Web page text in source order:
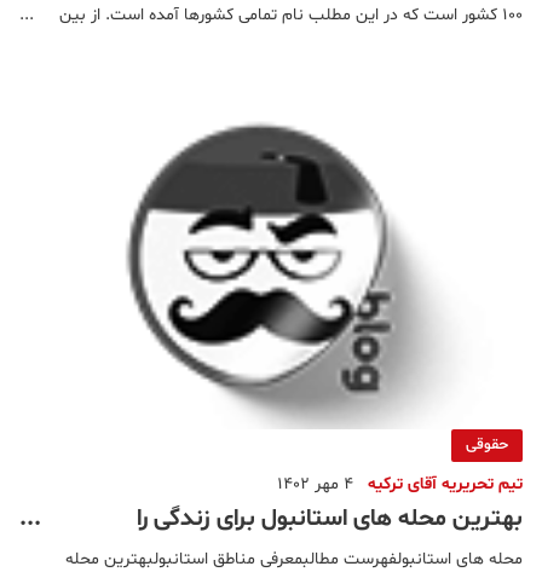
100 کشور است که در این مطلب نام تمامی کشورها آمده است. از بین
حقوقی
تیم تحریریه آقای ترکیه 4 مهر 1402
بهترین محله های استانبول برای زندگی را
بشناسید!
محله های استانبولفهرست مطالبمعرفی مناطق استانبولبهترین محله